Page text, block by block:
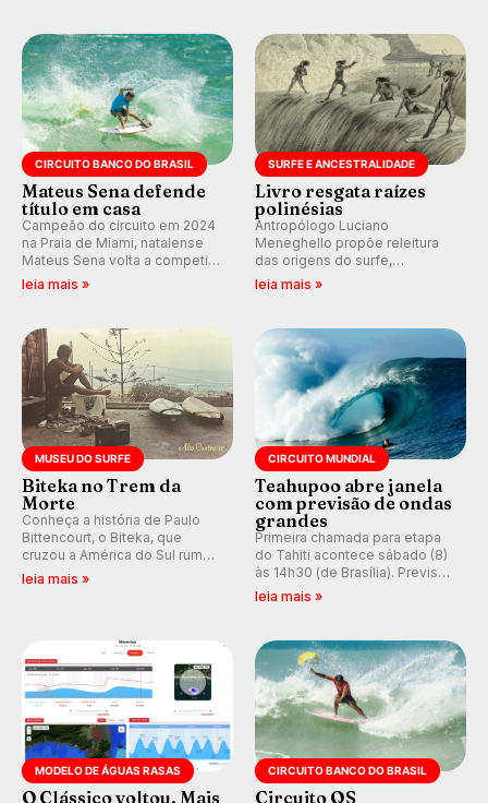
etapas da WSL.
km/h em Itanhaém.
CIRCUITO BANCO DO BRASIL
Mateus Sena defende
título em casa
Campeão do circuito em 2024
na Praia de Miami, natalense
Mateus Sena volta a competir
em casa em busca de manter a
leia mais »
SURFE E ANCESTRALIDADE
Livro resgata raízes
polinésias
Antropólogo Luciano
Meneghello propõe releitura
das origens do surfe,
resgatando a cultura polinésia
prática em esporte e indústria.
leia mais »
MUSEU DO SURFE
Biteka no Trem da
Morte
Conheça a história de Paulo
Bittencourt, o Biteka, que
cruzou a América do Sul rumo
ao Pacífico em uma jornada
leia mais »
CIRCUITO MUNDIAL
Teahupoo abre janela
com previsão de ondas
grandes
Primeira chamada para etapa
do Tahiti acontece sábado (8)
às 14h30 (de Brasília). Previsão
indica swell consistente.
Kelly Slater convidado.
leia mais »
MODELO DE ÁGUAS RASAS
O Clássico voltou. Mais
CIRCUITO BANCO DO BRASIL
Circuito QS